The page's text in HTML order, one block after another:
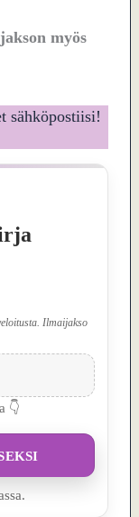
myös
sähköpostiisi!
Ilmaijakso
👇